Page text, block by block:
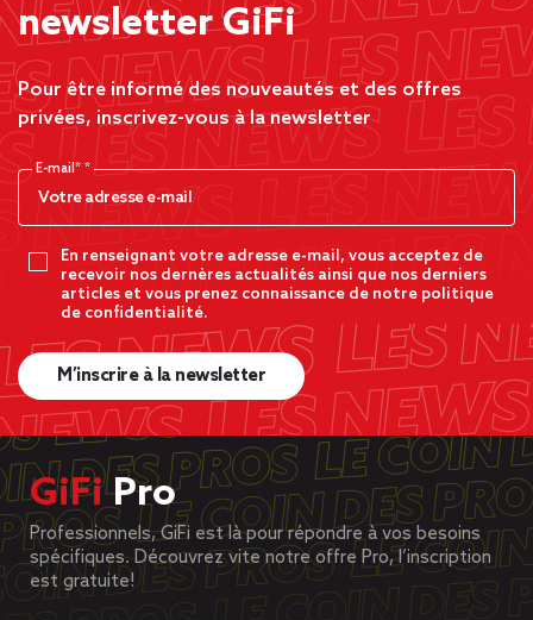
newsletter GiFi
Pour être informé des nouveautés et des offres
privées, inscrivez-vous à la newsletter
E-mail*
En renseignant votre adresse e-mail, vous acceptez de
recevoir nos dernères actualités ainsi que nos derniers
articles et vous prenez connaissance de notre politique
de confidentialité.
M’inscrire à la newsletter
GiFiPro
Professionnels, GiFi est là pour répondre à vos besoins
spécifiques. Découvrez vite notre offre Pro, l’inscription
est gratuite!